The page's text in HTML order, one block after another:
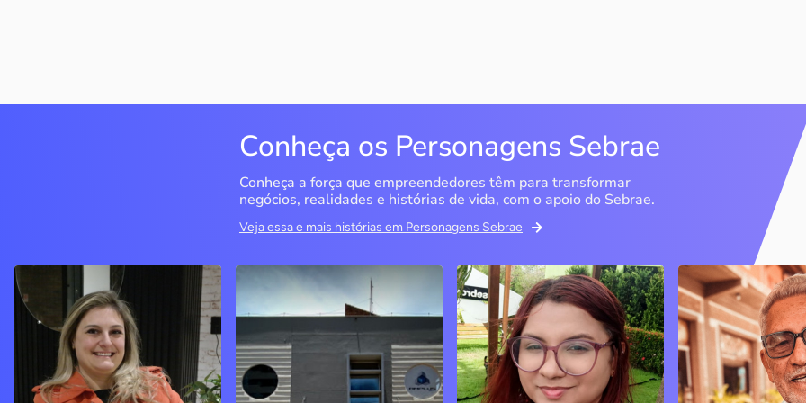
Conheça os Personagens Sebrae
Conheça a força que empreendedores têm para transformar
negócios, realidades e histórias de vida, com o apoio do Sebrae.
Veja essa e mais histórias em Personagens Sebrae
Delucci
Bento Gonçalves / RS
Sem saber muito sobre
empreendedorismo, o casal
contou com o Sebrae para
aprender tudo sobre o
Infoecia Software
Ltda
Londrina / PR
Com mais de 20 anos de
mercado, o empresário
contou com o Sebrae para o
Memória Ancestral
São Luís / MA
Ao lado da irmã e com o
apoio do Sebrae, a Memória
Ancestral utiliza inteligência
artificial com o objetivo de
Espedito
Nova Olinda / CE
Peças criadas
cearense já foram
apresentadas em
novelas, desfiles